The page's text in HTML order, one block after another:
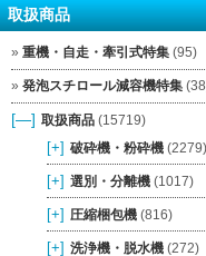
取扱商品
重機・自走・牽引式特集 (95)
発泡スチロール減容機特集
[—] 取扱商品 (15719)
[+] 破砕機・粉砕機 (2279)
[+] 選別・分離機 (1017)
[+] 圧縮梱包機 (816)
[+] 洗浄機・脱水機 (272)